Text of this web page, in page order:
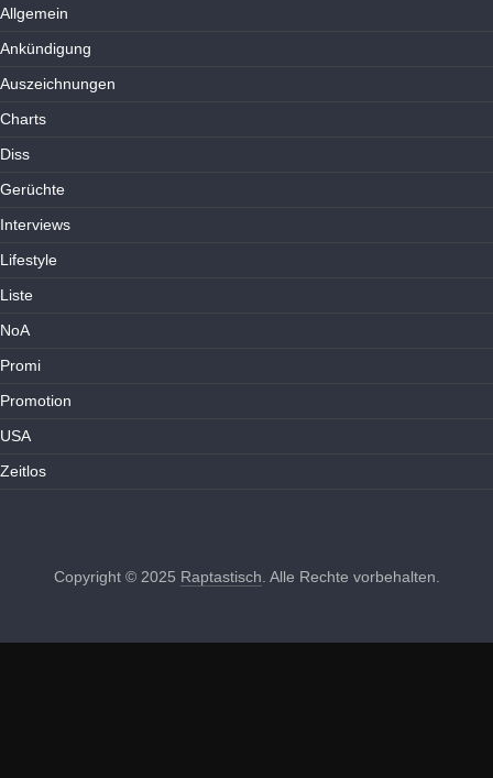
Allgemein
Ankündigung
Auszeichnungen
Charts
Diss
Gerüchte
Interviews
Lifestyle
Liste
NoA
Promi
Promotion
USA
Zeitlos
Copyright © 2025 Raptastisch . Alle Rechte vorbehalten.